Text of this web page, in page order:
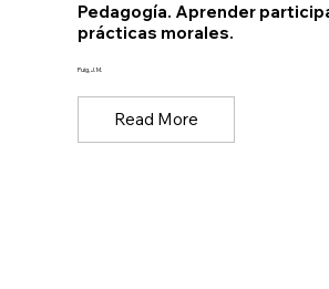
Pedagogía. Aprender
prácticas morales.
Puig, J. M.
Read More